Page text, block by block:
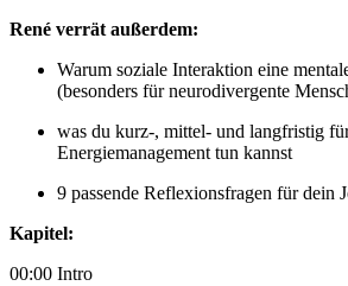
René verrät außerdem:
Warum soziale Interaktion eine
(besonders für neurodivergente
was du kurz-, mittel- und langfristig
Energiemanagement tun kannst
9 passende Reflexionsfragen für dein
Kapitel:
00:00 Intro